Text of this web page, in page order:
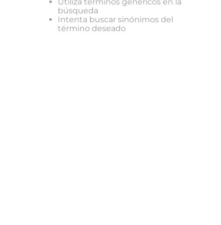
búsqueda
Intenta buscar sinónimos del
término deseado